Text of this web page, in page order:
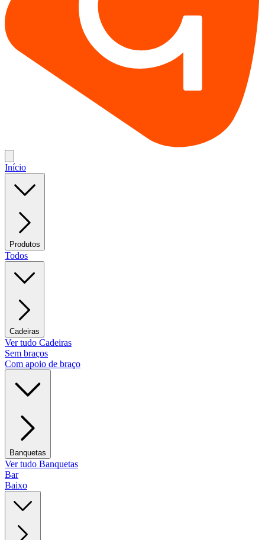
Início
Produtos
Todos
Cadeiras
Ver tudo Cadeiras
Sem braços
Com apoio de braço
Banquetas
Ver tudo Banquetas
Bar
Baixo